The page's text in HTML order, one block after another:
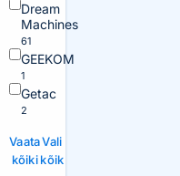
Dream
Machines
61
GEEKOM
1
Getac
2
Vaata
kõiki
Vali
kõik